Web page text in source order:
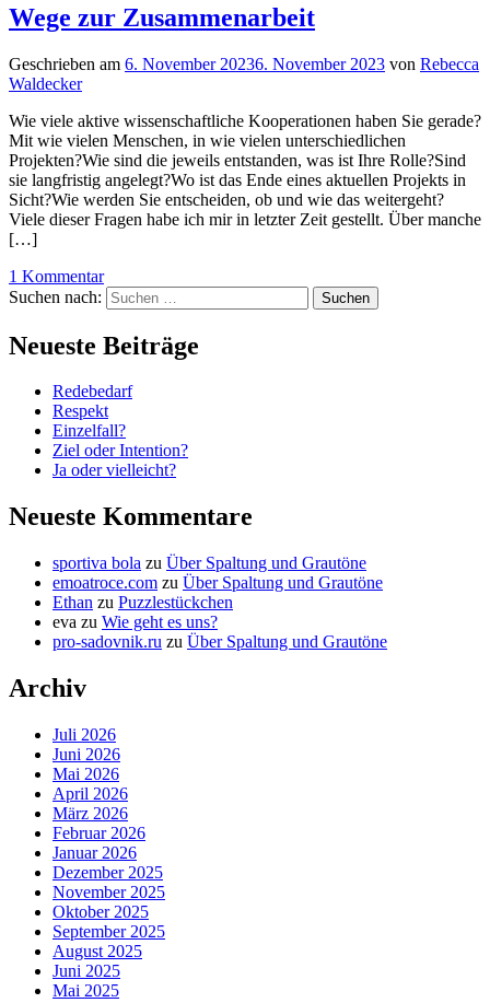
Wege zur Zusammenarbeit
Geschrieben am 6. November 20236. November 2023 von Rebecca
Waldecker
Wie viele aktive wissenschaftliche Kooperationen haben Sie gerade?
Mit wie vielen Menschen, in wie vielen unterschiedlichen
Projekten?Wie sind die jeweils entstanden, was ist Ihre Rolle?Sind
sie langfristig angelegt?Wo ist das Ende eines aktuellen Projekts in
Sicht?Wie werden Sie entscheiden, ob und wie das weitergeht?
Viele dieser Fragen habe ich mir in letzter Zeit gestellt. Über manche
[…]
1 Kommentar
Suchen nach:
Neueste Beiträge
Redebedarf
Respekt
Einzelfall?
Ziel oder Intention?
Ja oder vielleicht?
Neueste Kommentare
sportiva bola zu Über Spaltung und Grautöne
emoatroce.com zu Über Spaltung und Grautöne
Ethan zu Puzzlestückchen
eva zu Wie geht es uns?
pro-sadovnik.ru zu Über Spaltung und Grautöne
Archiv
Juli 2026
Juni 2026
Mai 2026
April 2026
März 2026
Februar 2026
Januar 2026
Dezember 2025
November 2025
Oktober 2025
September 2025
August 2025
Juni 2025
Mai 2025